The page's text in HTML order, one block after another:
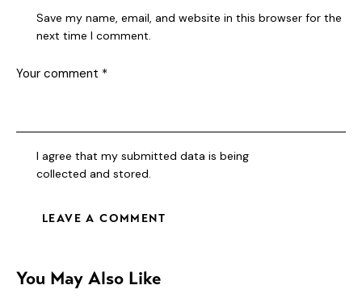
Save my name, email, and website in this browser for the
next time I comment.
I agree that my submitted data is being
collected and stored
You May Also Like